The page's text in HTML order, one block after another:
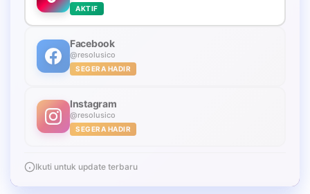
AKTIF
Facebook
@resolusico
SEGERA HADIR
Instagram
@resolusico
SEGERA HADIR
Ikuti untuk update terbaru